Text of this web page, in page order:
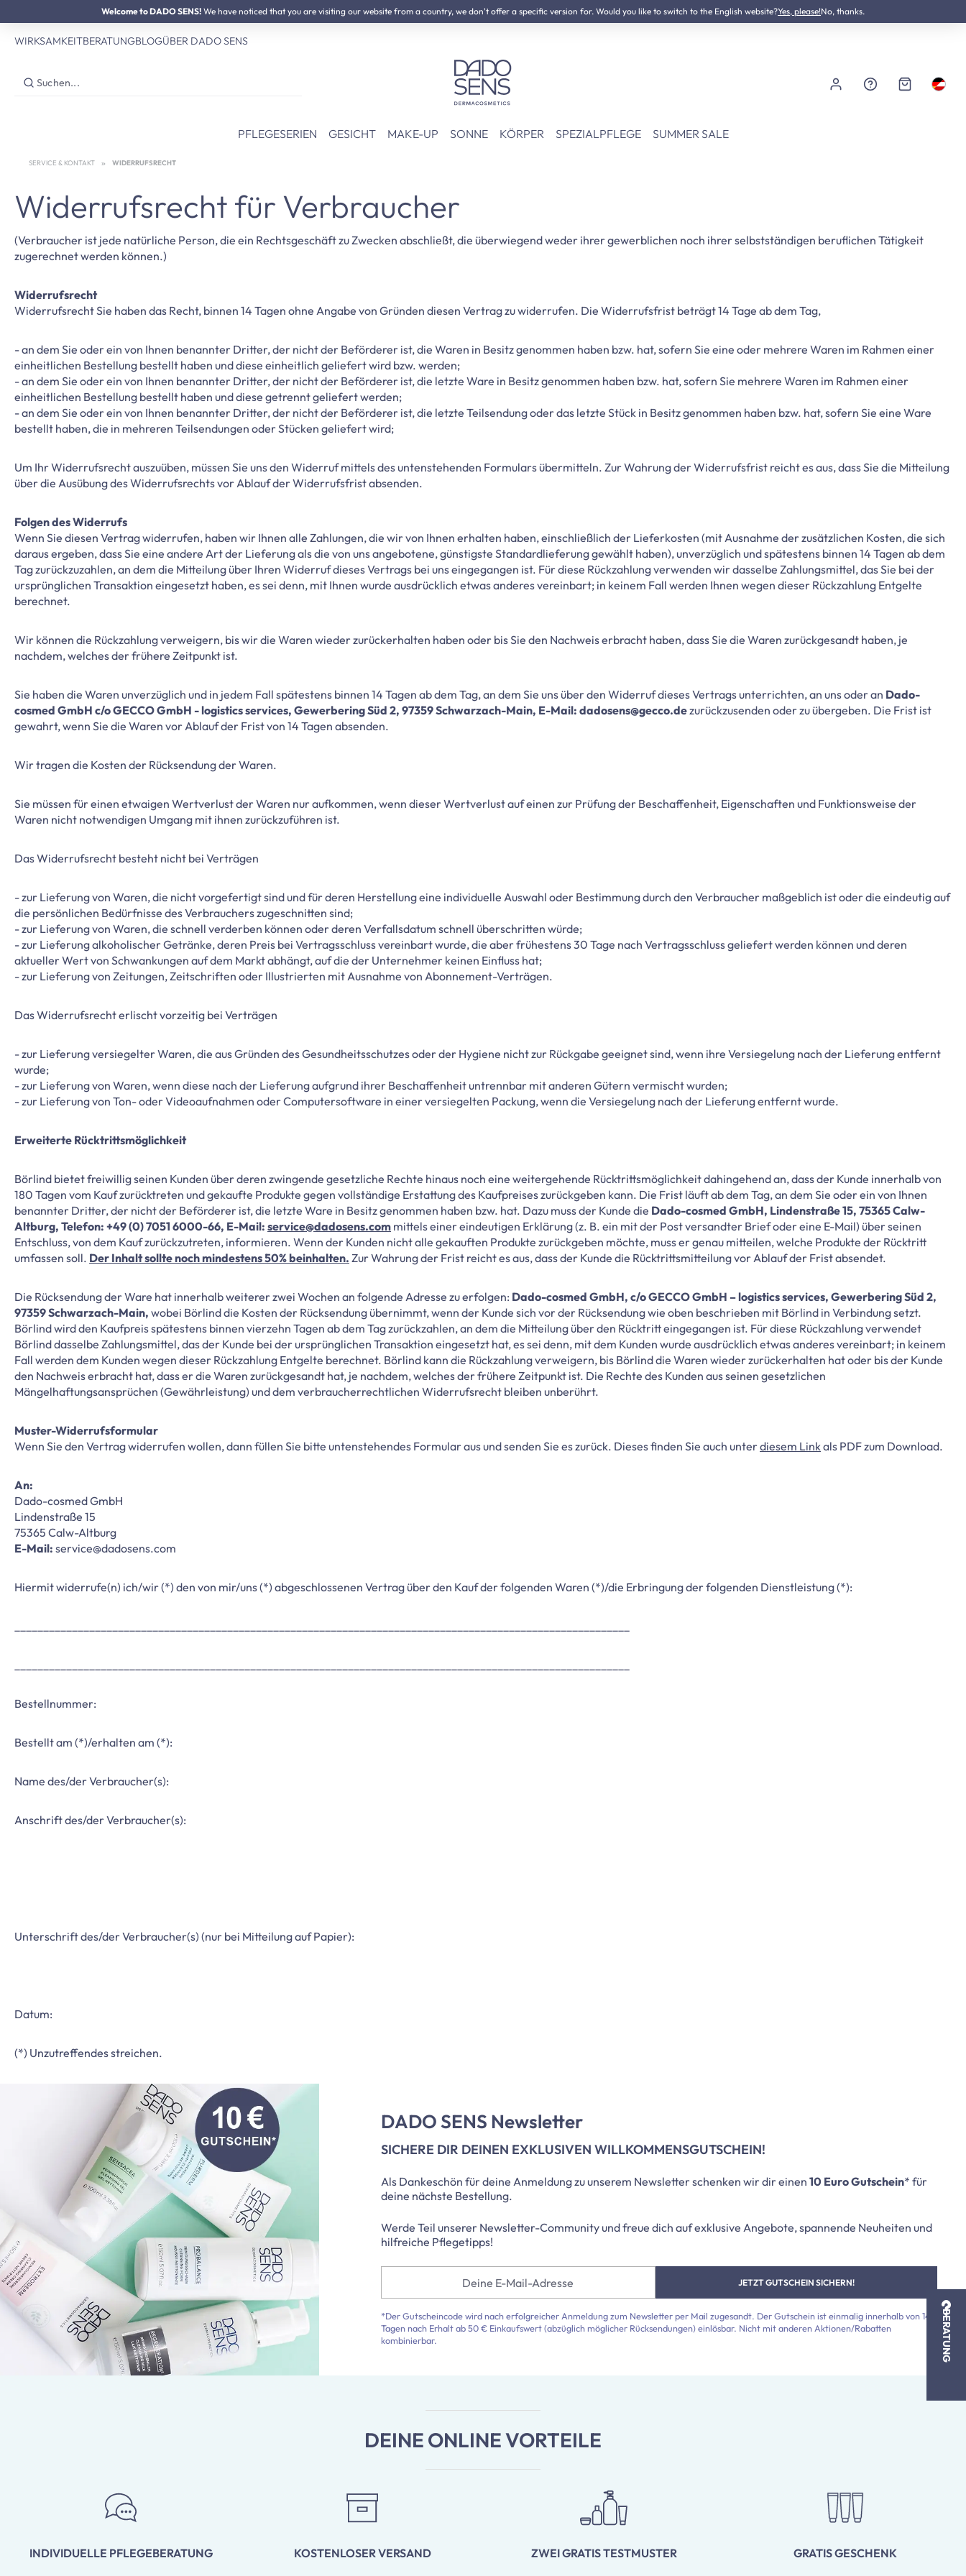
Hauptinhalt springen
Zur Hauptnavigation springen
Welcome to DADO SENS! We have noticed that you are visiting our website from a country, we don't offer a specific version for. Would you like to switch to the English website?Yes, please!No, thanks.
SUMMER SALE:Bis zu 50% Preisvorteil NEU:Neurodermitis Pflegeset
WIRKSAMKEITBERATUNGBLOGÜBER DADO SENS
PFLEGESERIEN GESICHT MAKE-UP SONNE KÖRPER SPEZIALPFLEGE SUMMER SALE
SERVICE & KONTAKT WIDERRUFSRECHT
Widerrufsrecht für Verbraucher
(Verbraucher ist jede natürliche Person, die ein Rechtsgeschäft zu Zwecken abschließt, die überwiegend weder ihrer gewerblichen noch ihrer selbstständigen beruflichen Tätigkeit
zugerechnet werden können.)
Widerrufsrecht
Widerrufsrecht Sie haben das Recht, binnen 14 Tagen ohne Angabe von Gründen diesen Vertrag zu widerrufen. Die Widerrufsfrist beträgt 14 Tage ab dem Tag,
- an dem Sie oder ein von Ihnen benannter Dritter, der nicht der Beförderer ist, die Waren in Besitz genommen haben bzw. hat, sofern Sie eine oder mehrere Waren im Rahmen einer
einheitlichen Bestellung bestellt haben und diese einheitlich geliefert wird bzw. werden;
- an dem Sie oder ein von Ihnen benannter Dritter, der nicht der Beförderer ist, die letzte Ware in Besitz genommen haben bzw. hat, sofern Sie mehrere Waren im Rahmen einer
einheitlichen Bestellung bestellt haben und diese getrennt geliefert werden;
- an dem Sie oder ein von Ihnen benannter Dritter, der nicht der Beförderer ist, die letzte Teilsendung oder das letzte Stück in Besitz genommen haben bzw. hat, sofern Sie eine Ware
bestellt haben, die in mehreren Teilsendungen oder Stücken geliefert wird;
Um Ihr Widerrufsrecht auszuüben, müssen Sie uns den Widerruf mittels des untenstehenden Formulars übermitteln. Zur Wahrung der Widerrufsfrist reicht es aus, dass Sie die Mitteilung
über die Ausübung des Widerrufsrechts vor Ablauf der Widerrufsfrist absenden.
Folgen des Widerrufs
Wenn Sie diesen Vertrag widerrufen, haben wir Ihnen alle Zahlungen, die wir von Ihnen erhalten haben, einschließlich der Lieferkosten (mit Ausnahme der zusätzlichen Kosten, die sich
daraus ergeben, dass Sie eine andere Art der Lieferung als die von uns angebotene, günstigste Standardlieferung gewählt haben), unverzüglich und spätestens binnen 14 Tagen ab dem
Tag zurückzuzahlen, an dem die Mitteilung über Ihren Widerruf dieses Vertrags bei uns eingegangen ist. Für diese Rückzahlung verwenden wir dasselbe Zahlungsmittel, das Sie bei der
ursprünglichen Transaktion eingesetzt haben, es sei denn, mit Ihnen wurde ausdrücklich etwas anderes vereinbart; in keinem Fall werden Ihnen wegen dieser Rückzahlung Entgelte
berechnet.
Wir können die Rückzahlung verweigern, bis wir die Waren wieder zurückerhalten haben oder bis Sie den Nachweis erbracht haben, dass Sie die Waren zurückgesandt haben, je
nachdem, welches der frühere Zeitpunkt ist.
Sie haben die Waren unverzüglich und in jedem Fall spätestens binnen 14 Tagen ab dem Tag, an dem Sie uns über den Widerruf dieses Vertrags unterrichten, an uns oder an Dado-
cosmed GmbH c/o GECCO GmbH - logistics services, Gewerbering Süd 2, 97359 Schwarzach-Main, E-Mail: dadosens@gecco.dezurückzusenden oder zu übergeben. Die Frist ist
gewahrt, wenn Sie die Waren vor Ablauf der Frist von 14 Tagen absenden.
Wir tragen die Kosten der Rücksendung der Waren.
Sie müssen für einen etwaigen Wertverlust der Waren nur aufkommen, wenn dieser Wertverlust auf einen zur Prüfung der Beschaffenheit, Eigenschaften und Funktionsweise der
Waren nicht notwendigen Umgang mit ihnen zurückzuführen ist.
Das Widerrufsrecht besteht nicht bei Verträgen
- zur Lieferung von Waren, die nicht vorgefertigt sind und für deren Herstellung eine individuelle Auswahl oder Bestimmung durch den Verbraucher maßgeblich ist oder die eindeutig auf
die persönlichen Bedürfnisse des Verbrauchers zugeschnitten sind;
- zur Lieferung von Waren, die schnell verderben können oder deren Verfallsdatum schnell überschritten würde;
- zur Lieferung alkoholischer Getränke, deren Preis bei Vertragsschluss vereinbart wurde, die aber frühestens 30 Tage nach Vertragsschluss geliefert werden können und deren
aktueller Wert von Schwankungen auf dem Markt abhängt, auf die der Unternehmer keinen Einfluss hat;
- zur Lieferung von Zeitungen, Zeitschriften oder Illustrierten mit Ausnahme von Abonnement-Verträgen.
Das Widerrufsrecht erlischt vorzeitig bei Verträgen
- zur Lieferung versiegelter Waren, die aus Gründen des Gesundheitsschutzes oder der Hygiene nicht zur Rückgabe geeignet sind, wenn ihre Versiegelung nach der Lieferung entfernt
wurde;
- zur Lieferung von Waren, wenn diese nach der Lieferung aufgrund ihrer Beschaffenheit untrennbar mit anderen Gütern vermischt wurden;
- zur Lieferung von Ton- oder Videoaufnahmen oder Computersoftware in einer versiegelten Packung, wenn die Versiegelung nach der Lieferung entfernt wurde.
Erweiterte Rücktrittsmöglichkeit
Börlind bietet freiwillig seinen Kunden über deren zwingende gesetzliche Rechte hinaus noch eine weitergehende Rücktrittsmöglichkeit dahingehend an, dass der Kunde innerhalb von
180 Tagen vom Kauf zurücktreten und gekaufte Produkte gegen vollständige Erstattung des Kaufpreises zurückgeben kann. Die Frist läuft ab dem Tag, an dem Sie oder ein von Ihnen
benannter Dritter, der nicht der Beförderer ist, die letzte Ware in Besitz genommen haben bzw. hat. Dazu muss der Kunde die Dado-cosmed GmbH, Lindenstraße 15, 75365 Calw-
Altburg, Telefon: +49 (0) 7051 6000-66, E-Mail: service@dadosens.com mittels einer eindeutigen Erklärung (z. B. ein mit der Post versandter Brief oder eine E-Mail) über seinen
Entschluss, von dem Kauf zurückzutreten, informieren. Wenn der Kunden nicht alle gekauften Produkte zurückgeben möchte, muss er genau mitteilen, welche Produkte der Rücktritt
umfassen soll. Der Inhalt sollte noch mindestens 50% beinhalten. Zur Wahrung der Frist reicht es aus, dass der Kunde die Rücktrittsmitteilung vor Ablauf der Frist absendet.
Die Rücksendung der Ware hat innerhalb weiterer zwei Wochen an folgende Adresse zu erfolgen: Dado-cosmed GmbH, c/o GECCO GmbH – logistics services, Gewerbering Süd 2,
97359 Schwarzach-Main, wobei Börlind die Kosten der Rücksendung übernimmt, wenn der Kunde sich vor der Rücksendung wie oben beschrieben mit Börlind in Verbindung setzt.
Börlind wird den Kaufpreis spätestens binnen vierzehn Tagen ab dem Tag zurückzahlen, an dem die Mitteilung über den Rücktritt eingegangen ist. Für diese Rückzahlung verwendet
Börlind dasselbe Zahlungsmittel, das der Kunde bei der ursprünglichen Transaktion eingesetzt hat, es sei denn, mit dem Kunden wurde ausdrücklich etwas anderes vereinbart; in keinem
Fall werden dem Kunden wegen dieser Rückzahlung Entgelte berechnet. Börlind kann die Rückzahlung verweigern, bis Börlind die Waren wieder zurückerhalten hat oder bis der Kunde
den Nachweis erbracht hat, dass er die Waren zurückgesandt hat, je nachdem, welches der frühere Zeitpunkt ist. Die Rechte des Kunden aus seinen gesetzlichen
Mängelhaftungsansprüchen (Gewährleistung) und dem verbraucherrechtlichen Widerrufsrecht bleiben unberührt.
Muster-Widerrufsformular
Wenn Sie den Vertrag widerrufen wollen, dann füllen Sie bitte untenstehendes Formularaus und senden Sie es zurück. Dieses finden Sie auch unterdiesem Linkals PDF zum Download.
An:
Dado-cosmed GmbH
Lindenstraße 15
75365 Calw-Altburg
E-Mail: service@dadosens.com
Hiermit widerrufe(n) ich/wir (*) den von mir/uns (*) abgeschlossenen Vertrag über den Kauf der folgenden Waren (*)/die Erbringung der folgenden Dienstleistung (*):
Bestellnummer:
Bestellt am (*)/erhalten am (*):
Name des/der Verbraucher(s):
Anschrift des/der Verbraucher(s):
Unterschrift des/der Verbraucher(s) (nur bei Mitteilung auf Papier):
Datum:
(*) Unzutreffendes streichen.
BERATUNG
DADO SENS Newsletter
SICHERE DIR DEINEN EXKLUSIVEN WILLKOMMENSGUTSCHEIN!
Als Dankeschön für deine Anmeldung zu unserem Newsletter schenken wir dir einen 10 Euro Gutschein* für
deine nächste Bestellung.
Werde Teil unserer Newsletter-Community und freue dich auf exklusive Angebote, spannende Neuheiten und
hilfreiche Pflegetipps!
JETZT GUTSCHEIN SICHERN!
*Der Gutscheincode wird nach erfolgreicher Anmeldung zum Newsletter per Mail zugesandt. Der Gutschein ist einmalig innerhalb von 14
Tagen nach Erhalt ab 50 € Einkaufswert (abzüglich möglicher Rücksendungen) einlösbar. Nicht mit anderen Aktionen/Rabatten
kombinierbar.
DEINE ONLINE VORTEILE
INDIVIDUELLE PFLEGEBERATUNG
KOSTENLOSER VERSAND
ZWEI GRATIS TESTMUSTER
GRATIS GESCHENK